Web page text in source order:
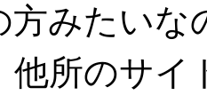
方みたいな
他所のサ